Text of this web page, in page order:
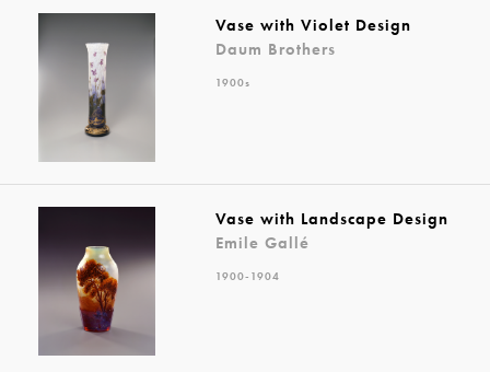
Vase with Violet Design
Daum Brothers
1900s
Vase with Landscape Design
Emile Gallé
1900-1904